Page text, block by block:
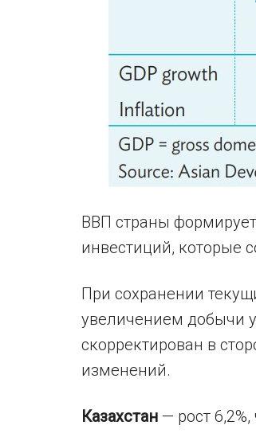
ВВП страны
инвестиций, которые
При сохранении
увеличением добычи
скорректирован в
изменений.
Казахстан — рост